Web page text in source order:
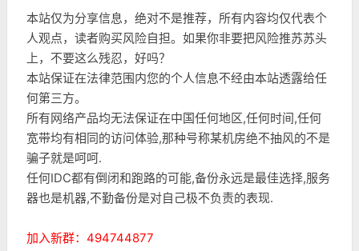
本站仅为分享信息，绝对不是推荐，所有内容均仅代表个
人观点，读者购买风险自担。如果你非要把风险推苏苏头
上，不要这么残忍，好吗？
本站保证在法律范围内您的个人信息不经由本站透露给任
何第三方。
所有网络产品均无法保证在中国任何地区,任何时间,任何
宽带均有相同的访问体验,那种号称某机房绝不抽风的不是
骗子就是呵呵.
任何IDC都有倒闭和跑路的可能,备份永远是最佳选择,服务
器也是机器,不勤备份是对自己极不负责的表现.
加入新群：494744877